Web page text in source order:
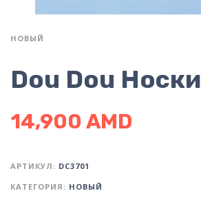
НОВЫЙ
Dou Dou Носки
14,900 AMD
АРТИКУЛ: DC3701
КАТЕГОРИЯ: НОВЫЙ